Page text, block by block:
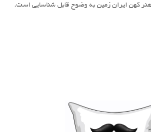
کهن ایران زمین به وضوح قابل شناسایی است.